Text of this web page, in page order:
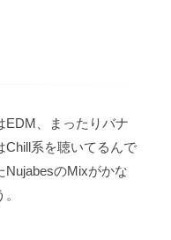
EDM、まったりバナ
Chill系を聴いてるんで
NujabesのMixがかな